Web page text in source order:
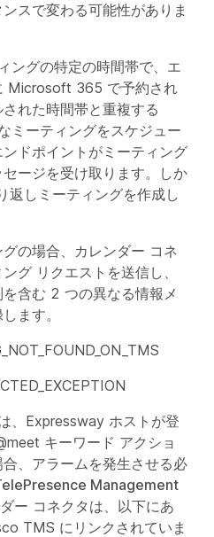
スで変わる可能性がありま
ングの特定の時間帯で、エ
Microsoft 365 で予約され
れた時間帯と重複する
ミーティングをスケジュー
ドポイントがミーティング
ージを受け取ります。しか
返しミーティングを作成し
の場合、カレンダー コネ
グ リクエストを送信し、
含む 2 つの異なる情報メ
ます。
、Expressway ホストが登
キーワード アクショ
、アラームを発生させる必
Management
ー コネクタは、以下にあ
TMS にリンクされていま